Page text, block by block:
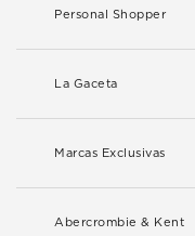
Personal Shopper
La Gaceta
Marcas Exclusivas
Abercrombie & Kent